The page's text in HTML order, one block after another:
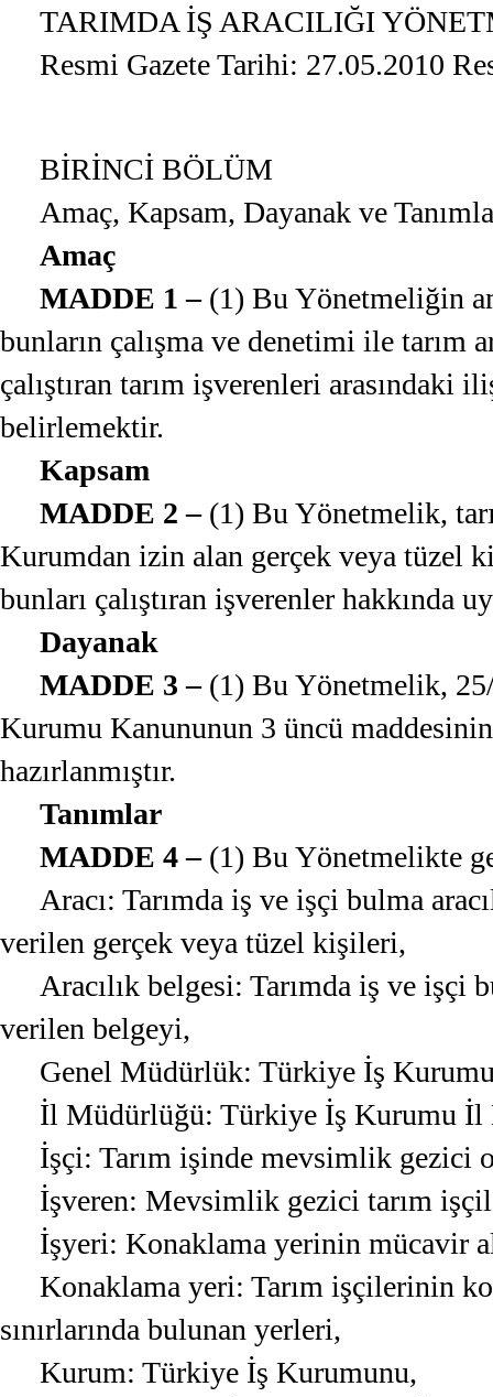
TARIMDA İŞ ARACILIĞI
Resmi Gazete Tarihi: 27.05.2010
BİRİNCİ BÖLÜM
Amaç, Kapsam, Dayanak ve
Amaç
MADDE 1 – (1) Bu Yönetmeliğin
bunların çalışma ve denetimi ile tarım
çalıştıran tarım işverenleri arasındaki
belirlemektir.
Kapsam
MADDE 2 –(1) Bu Yönetmelik,
Kurumdan izin alan gerçek veya tüzel
bunları çalıştıran işverenler hakkında
Dayanak
MADDE 3 –(1) Bu Yönetmelik,
Kurumu Kanununun 3 üncü
hazırlanmıştır.
Tanımlar
MADDE 4 –(1) Bu Yönetmelikte
Aracı: Tarımda iş ve işçi bulma
verilen gerçek veya tüzel kişileri,
Aracılık belgesi: Tarımda iş ve işçi
verilen belgeyi,
Genel Müdürlük: Türkiye İş
İl Müdürlüğü: Türkiye İş Kurumu İl
İşçi: Tarım işinde mevsimlik gezici
İşveren: Mevsimlik gezici tarım
İşyeri: Konaklama yerinin mücavir
Konaklama yeri: Tarım işçilerinin
sınırlarında bulunan yerleri,
Kurum: Türkiye İş Kurumunu,